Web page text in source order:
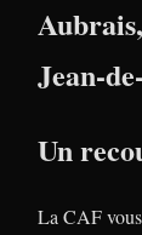
Aubrais,
Jean-
Un
La CAF